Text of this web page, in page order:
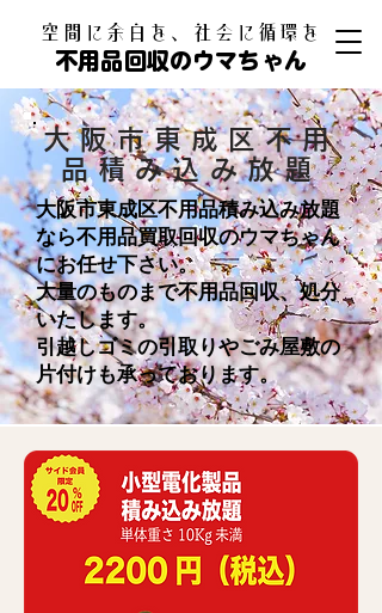
​空間に余白を、社会に循環を
不用品回収のウマちゃん
大阪市東成区不用
品積み込み放題
大阪市東成区不用品積み込み放題
なら不用品買取回収のウマちゃん
にお任せ下さい。
大量のものまで不用品回収、処分
いたします。
引越しゴミの引取りやごみ屋敷の
片付けも承っております。